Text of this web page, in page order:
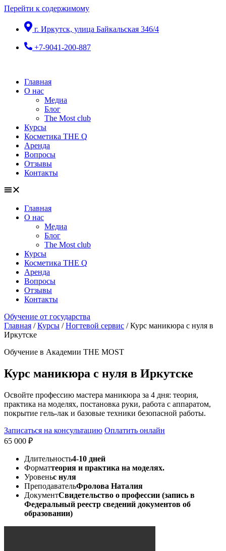
Перейти к содержимому
г. Иркутск, улица Байкальская 346/4
+7-9041-200-887
Главная
О нас
Медиа
Блог
The Most club
Курсы
Косметика THE Q
Аренда
Вопросы
Отзывы
Контакты
Главная
О нас
Медиа
Блог
The Most club
Курсы
Косметика THE Q
Аренда
Вопросы
Отзывы
Контакты
Обучение от государства
Главная /Курсы /Ногтевой сервис /Курс маникюра с нуля в
Иркутске
Обучение в Академии THE MOST
Курс маникюра с нуля в Иркутске
Освойте профессию мастера маникюра за 4 дня: теория,
практика на моделях, постановка руки, работа с аппаратом,
покрытие гель-лак и базовые техники безопасной работы.
Записаться на консультацию Оплатить онлайн
65 000 ₽
Длительность4-10 дней
Форматтеория и практика на моделях.
Уровеньс нуля
ПреподавательФролова Наталия
ДокументСвидетельство о профессии (запись в
Федеральный реестр сведений документов об
образовании)